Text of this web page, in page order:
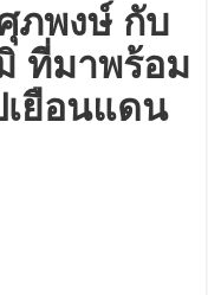
ภพงษ์ กับ
ที่มาพร้อม
ยือนแดน